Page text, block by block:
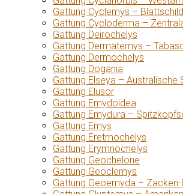
Gattung Cyclemys –
Gattung Cycloderma –
Gattung Deirochelys
Gattung Dermatemys –
Gattung Dermochelys
Gattung Dogania
Gattung Elseya – Australische
Gattung Elusor
Gattung Emydoidea
Gattung Emydura –
Gattung Emys
Gattung Eretmochelys
Gattung Erymnochelys
Gattung Geochelone
Gattung Geoclemys
Gattung Geoemyda –